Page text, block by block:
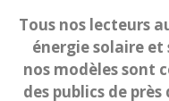
Tous nos lecteurs
énergie solaire
nos modèles sont
des publics de